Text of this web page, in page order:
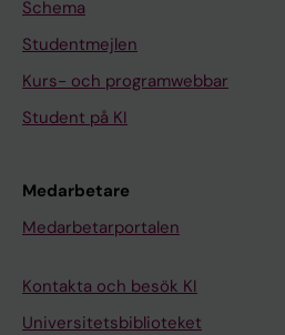
Schema
Studentmejlen
Kurs- och programwebbar
Student på KI
Medarbetare
Medarbetarportalen
Kontakta och besök KI
Universitetsbiblioteket